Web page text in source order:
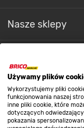
Używamy plików
Wykorzystujemy pliki
funkcjonowania naszej
inne pliki cookie, które
dotyczących
pokazania
Nasze sklepy
Kontakt do
Strefa biznesu